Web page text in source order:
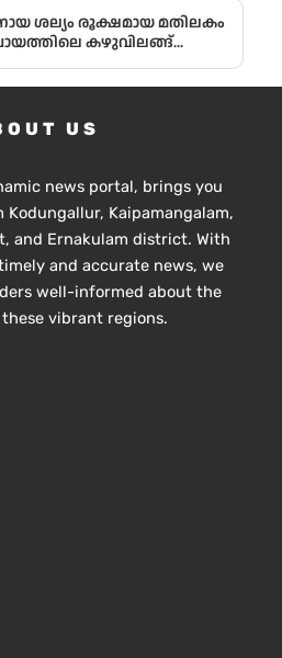
ശല്യം രൂക്ഷമായ മതിലകം
കഴുവിലങ്ങ്
മത്സ്യകർഷകർക്ക്
വനംവകുപ്പ്
US
news portal, brings you
Kaipamangalam,
and Ernakulam district. With
and accurate news, we
well-informed about the
vibrant regions.